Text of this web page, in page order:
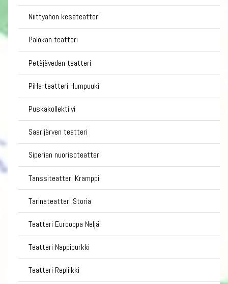
Niittyahon kesäteatteri
Palokan teatteri
Petäjäveden teatteri
PiHa-teatteri Humpuuki
Puskakollektiivi
Saarijärven teatteri
Siperian nuorisoteatteri
Tanssiteatteri Kramppi
Tarinateatteri Storia
Teatteri Eurooppa Neljä
Teatteri Nappipurkki
Teatteri Repliikki